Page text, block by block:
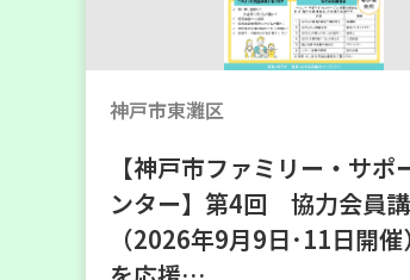
神戸市東灘区
【神戸市ファミリー・サポ
ンター】第4回 協力会員
（2026年9月9日･11日開